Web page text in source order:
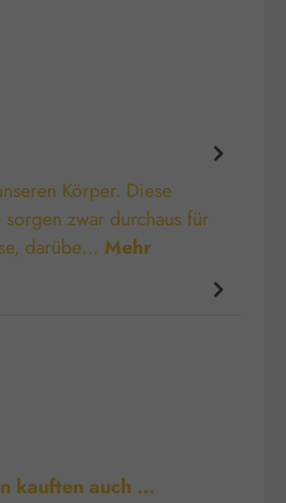
Körper. Diese
zwar durchaus für
darübe… Mehr
kauften auch …